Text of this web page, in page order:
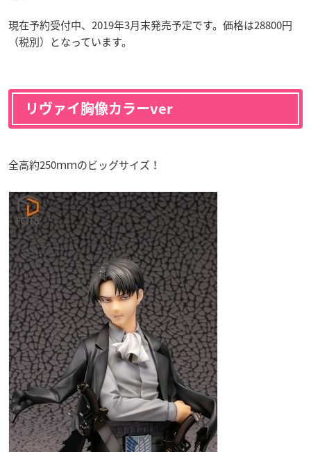
現在予約受付中、2019年3月末発売予定です。価格は28800円
（税別）となっています。
リヴァイ胸像カラーver
全高約250ｍｍのビッグサイズ！